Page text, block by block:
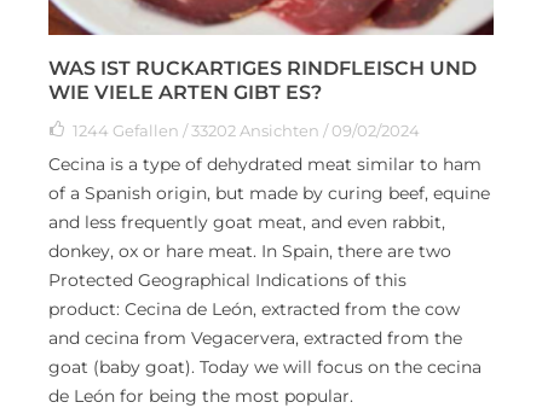
WAS IST RUCKARTIGES RINDFLEISCH UND
WIE VIELE ARTEN GIBT ES?
1244 Gefallen / 33202 Ansichten / 09/02/2024
Cecina is a type of dehydrated meat similar to ham
of a Spanish origin, but made by curing beef, equine
and less frequently goat meat, and even rabbit,
donkey, ox or hare meat. In Spain, there are two
Protected Geographical Indications of this
product: Cecina de León, extracted from the cow
and cecina from Vegacervera, extracted from the
goat (baby goat). Today we will focus on the cecina
de León for being the most popular.